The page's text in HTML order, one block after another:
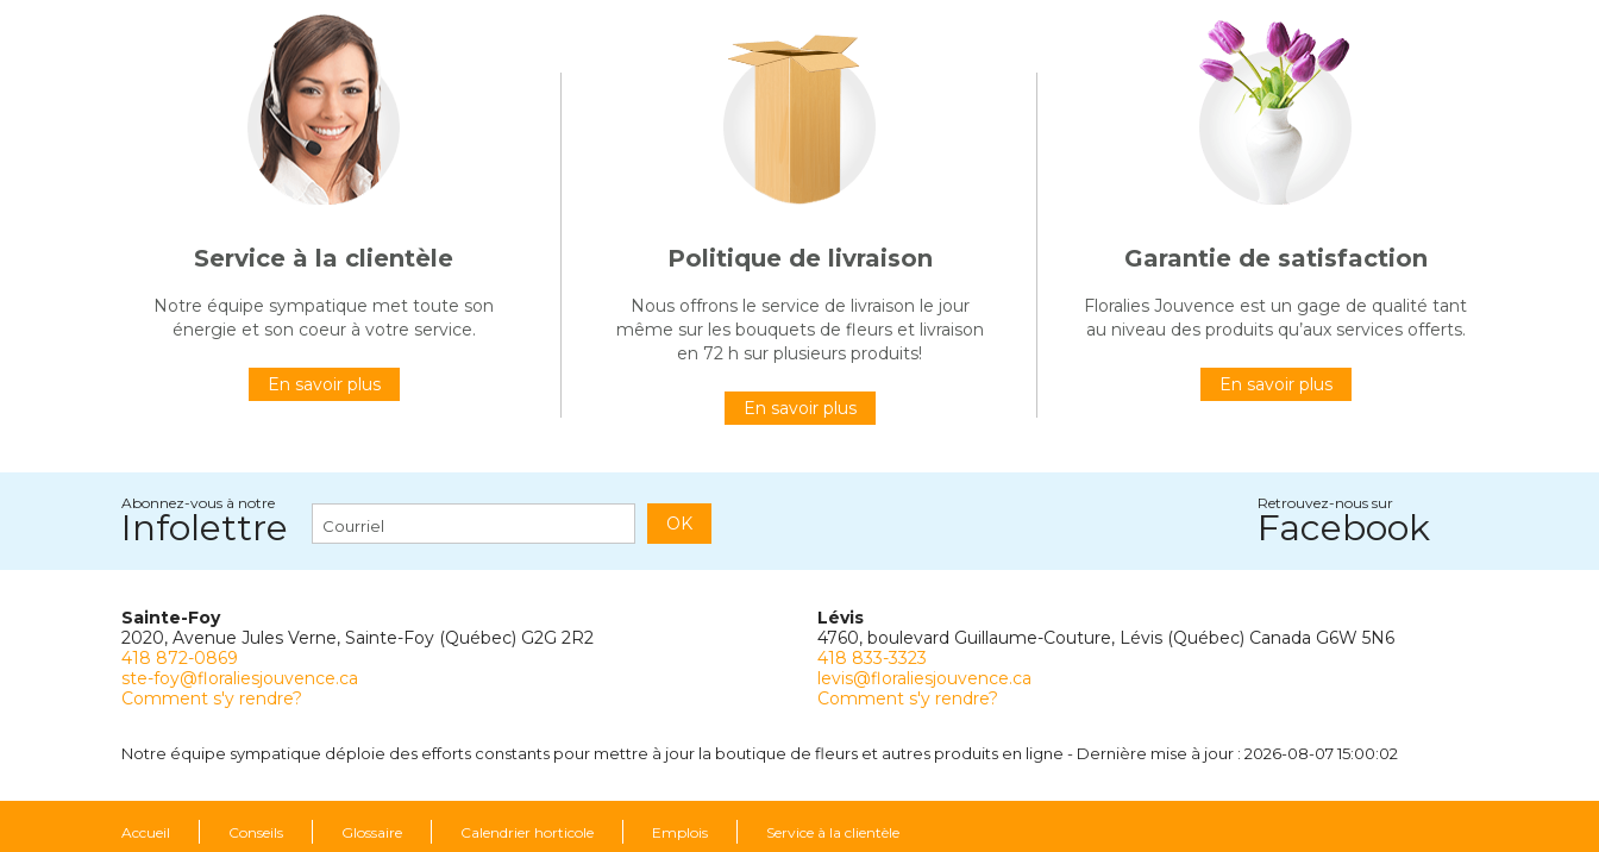
Service à la clientèle
Notre équipe sympatique met toute son
énergie et son coeur à votre service.
En savoir plus
Politique de livraison
Nous offrons le service de livraison le jour
même sur les bouquets de fleurs et livraison
en 72 h sur plusieurs produits!
En savoir plus
Garantie de satisfaction
Floralies Jouvence est un gage de qualité tant
au niveau des produits qu’aux services offerts.
En savoir plus
Abonnez-vous à notre
Infolettre OK
Retrouvez-nous sur
Facebook
Sainte-Foy
2020, Avenue Jules Verne, Sainte-Foy (Québec) G2G 2R2
418 872-0869
ste-foy@floraliesjouvence.ca
Comment s'y rendre?
Lévis
4760, boulevard Guillaume-Couture, Lévis (Québec) Canada G6W 5N6
418 833-3323
levis@floraliesjouvence.ca
Comment s'y rendre?
Notre équipe sympatique déploie des efforts constants pour mettre à jour la boutique de fleurs et autres produits en ligne - Dernière mise à jour : 2026-08-07 15:00:02
Accueil Conseils Glossaire Calendrier horticole Emplois Service à la clientèle